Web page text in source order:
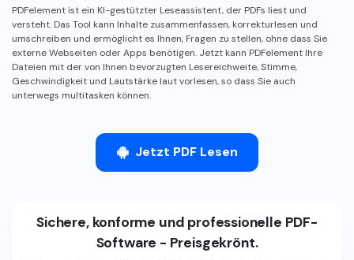
Freiberufler
Alle PDF-Funktionen
PDF-bezogene Informationen, die Sie benötigen.
Download-Zentrum
Laden Sie die leistungsstärksten und einfachsten PDF-Tools
PDFelement ist ein KI-gestützter Leseassistent, der PDFs liest und
versteht. Das Tool kann Inhalte zusammenfassen, korrekturlesen und
umschreiben und ermöglicht es Ihnen, Fragen zu stellen, ohne dass Sie
externe Webseiten oder Apps benötigen. Jetzt kann PDFelement Ihre
Dateien mit der von Ihnen bevorzugten Lesereichweite, Stimme,
Geschwindigkeit und Lautstärke laut vorlesen, so dass Sie auch
unterwegs multitasken können.
Jetzt PDF Lesen
Sichere, konforme und professionelle PDF-
Software - Preisgekrönt.